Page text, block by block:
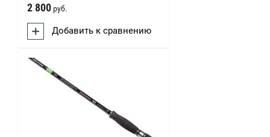
2 800 руб.
Добавить к сравнению